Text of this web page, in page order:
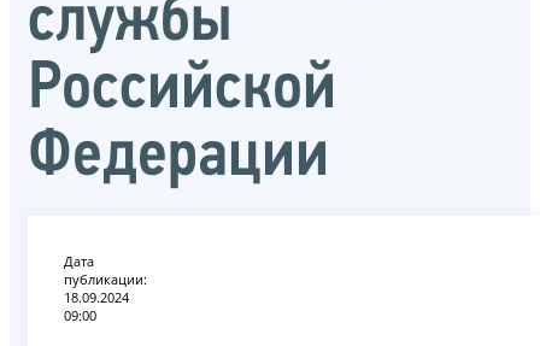
службы
Российской
Федерации
Дата
публикации:
18.09.2024
09:00